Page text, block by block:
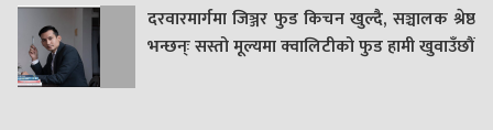
दरवारमार्गमा जिञ्जर फुड किचन खुल्दै, सञ्चालक श्रेष्ठ
भन्छन्ः सस्तो मूल्यमा क्वालिटीको फुड हामी खुवाउँछौं